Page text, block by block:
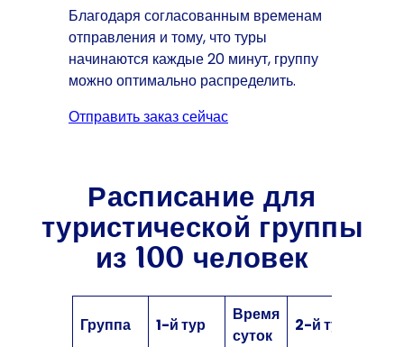
Благодаря согласованным временам
отправления и тому, что туры
начинаются каждые 20 минут, группу
можно оптимально распределить.
Отправить заказ сейчас
Расписание для
туристической группы
из 100 человек
Группа 1-й тур
Время
суток
2-й тур